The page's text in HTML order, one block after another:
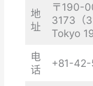
地
址
〒190-
3173（
Tokyo
电
话
+81-42-